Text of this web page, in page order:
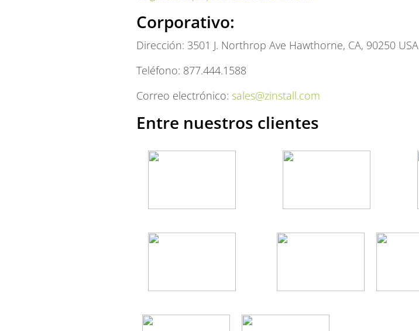
Corporativo:
Dirección: 3501 J. Northrop Ave Hawthorne, CA, 90250 USA
Teléfono: 877.444.1588
Correo electrónico: sales@zinstall.com
Entre nuestros clientes